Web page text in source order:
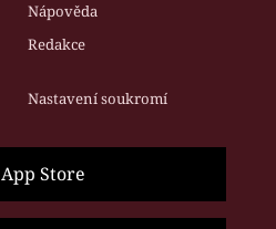
Nápověda
Redakce
Nastavení soukromí
App Store